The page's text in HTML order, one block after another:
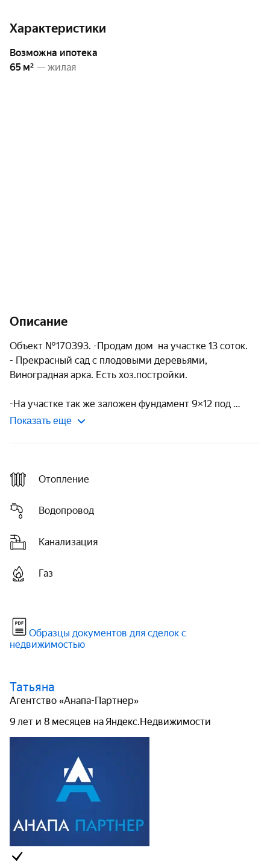
Характеристики
возможна ипотека
65 м²
— жилая
Описание
Объект №170393. -Продам дом  на участке 13 соток.
- Прекрасный сад с плодовыми деревьями,
Виноградная арка. Есть хоз.постройки.
-На участке так же заложен фундамент 9×12 под
Показать еще
Отопление
Водопровод
Канализация
Газ
Образцы документов для сделок с
недвижимостью
Татьяна
Агентство «Анапа-Партнер»
9 лет и 8 месяцев на Яндекс.Недвижимости